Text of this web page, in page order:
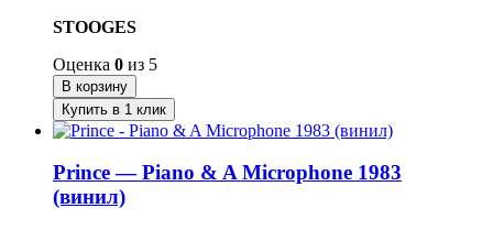
STOOGES
Оценка 0 из 5
В корзину
Купить в 1 клик
Prince — Piano & A Microphone 1983
(винил)